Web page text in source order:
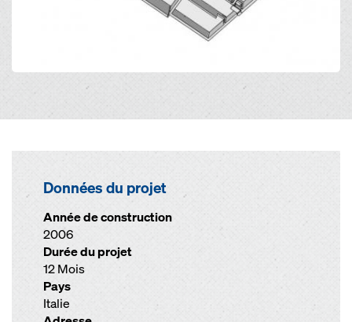
Données du projet
Année de construction
2006
Durée du projet
12 Mois
Pays
Italie